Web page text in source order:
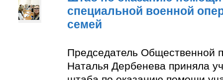
специальной военной
семей
Председатель Общественной
Наталья Дербенева приняла